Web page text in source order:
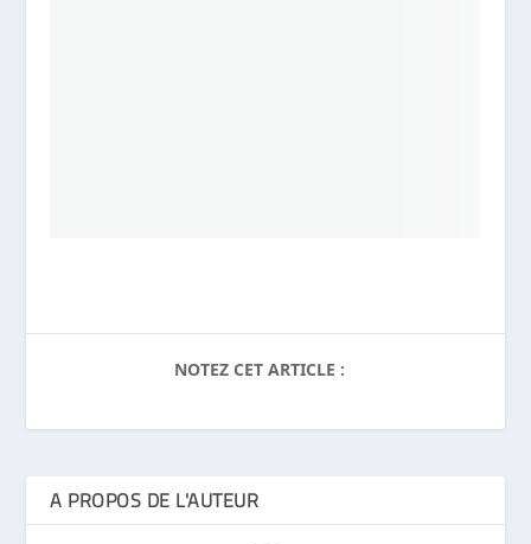
NOTEZ CET ARTICLE :
A PROPOS DE L'AUTEUR